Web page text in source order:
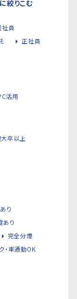
絞りこむ
社員
正社員
活用
大卒以上
り
あり
完全分煙
・車通勤OK